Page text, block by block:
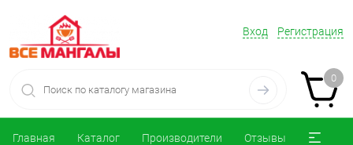
Вход Регистрация
0
Главная Каталог Производители Отзывы